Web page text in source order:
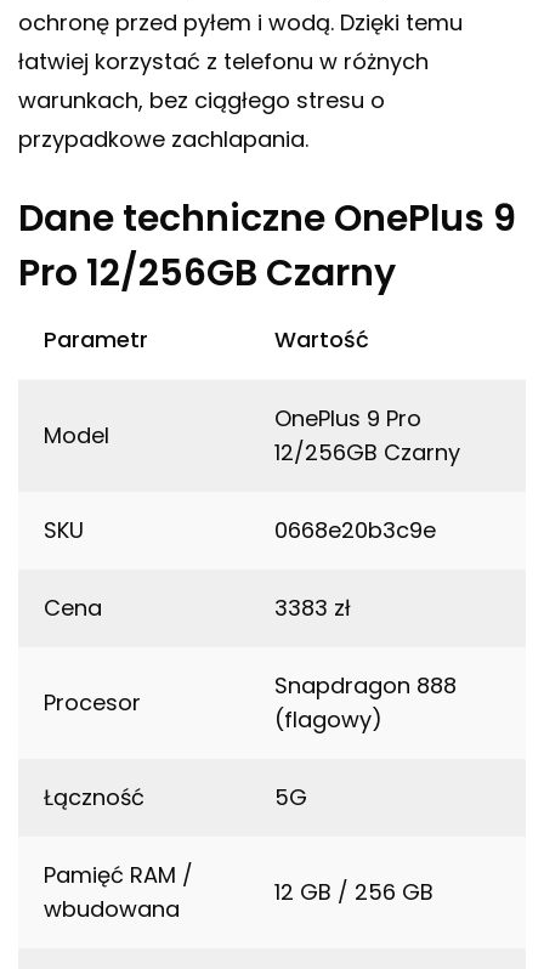
ochronę przed pyłem i wodą. Dzięki temu
łatwiej korzystać z telefonu w różnych
warunkach, bez ciągłego stresu o
przypadkowe zachlapania.
Dane techniczne OnePlus 9
Pro 12/256GB Czarny
Parametr Wartość
Model
OnePlus 9 Pro
12/256GB Czarny
SKU 0668e20b3c9e
Cena 3383 zł
Procesor
Snapdragon 888
(flagowy)
Łączność 5G
Pamięć RAM /
wbudowana
12 GB / 256 GB